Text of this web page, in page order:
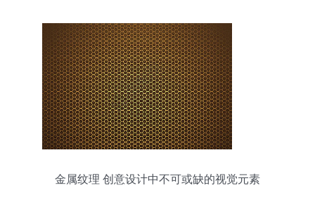
金属纹理 创意设计中不可或缺的视觉元素